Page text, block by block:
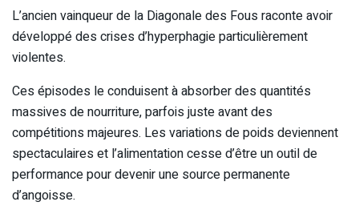
L’ancien vainqueur de la Diagonale des Fous raconte avoir
développé des crises d’hyperphagie particulièrement
violentes.
Ces épisodes le conduisent à absorber des quantités
massives de nourriture, parfois juste avant des
compétitions majeures. Les variations de poids deviennent
spectaculaires et l’alimentation cesse d’être un outil de
performance pour devenir une source permanente
d’angoisse.